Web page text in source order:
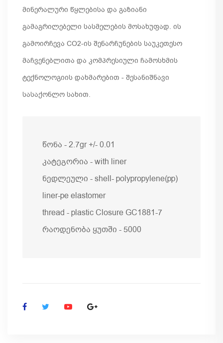
მინერალური წყლებისა და გაზიანი
გამაგრილებელი სასმელების მოსახუფად. ის
გამოირჩევა CO2-ის შენარჩუნების საუკეთესო
მაჩვენებლითა და კომპრესიული ჩამოსხმის
ტექნოლოგიის დახმარებით - შესანიშნავი
სასაქონლო სახით.
წონა - 2.7gr +/- 0.01
კატეგორია - with liner
ნედლეული - shell- polypropylene(pp)
liner-pe elastomer
thread - plastic Closure GC1881-7
რაოდენობა ყუთში - 5000